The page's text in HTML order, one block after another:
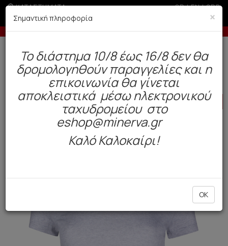
ΚΑΤΑΣΤΗΜΑΤΑ GR|EN|SRB
Έως 6 άτοκες δόσεις με πιστωτική άνω των 100€
Δωρεάν αποστολή άνω των 49€. Παράδοση σε 3-5 εργάσιμες.
BAZAAR Γυναίκα Ρούχα
HOT
×
Σημαντική πληροφορία
To διάστημα 10/8 έως 16/8 δεν θα
δρομολογηθούν παραγγελίες και η
επικοινωνία θα γίνεται
αποκλειστικά μέσω ηλεκτρονικού
ταχυδρομείου στο
eshop@minerva.gr
Καλό Καλοκαίρι!
OK